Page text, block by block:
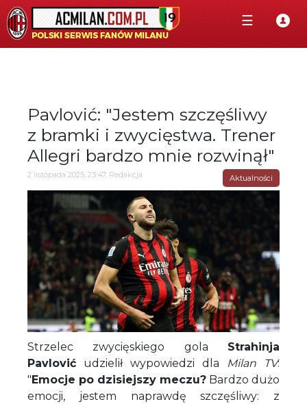
☰
Pavlović: "Jestem szczęśliwy
z bramki i zwycięstwa. Trener
Allegri bardzo mnie rozwinął"
2 listopada 2025, 23:47, Redakcja Aktualności
Strzelec zwycięskiego gola Strahinja
Pavlović udzielił wypowiedzi dla Milan TV:
"Emocje po dzisiejszy meczu? Bardzo dużo
emocji, jestem naprawdę szczęśliwy: z